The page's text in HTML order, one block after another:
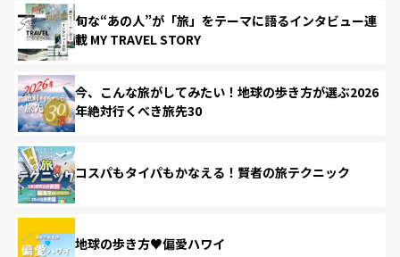
旬な“あの人”が「旅」をテーマに語るインタビュー連
載 MY TRAVEL STORY
今、こんな旅がしてみたい！地球の歩き方が選ぶ2026
年絶対行くべき旅先30
コスパもタイパもかなえる！賢者の旅テクニック
地球の歩き方♥偏愛ハワイ